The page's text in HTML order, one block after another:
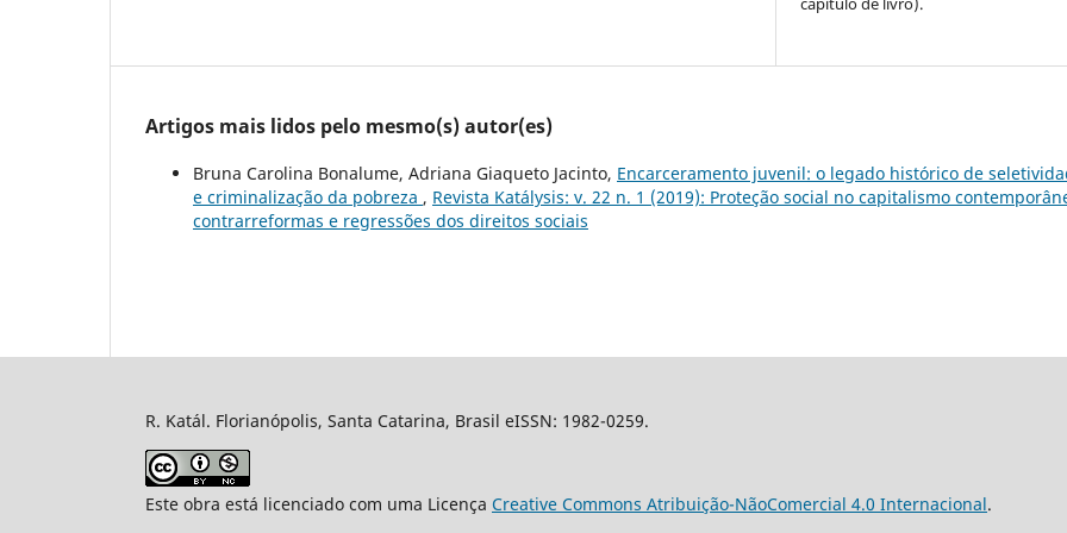
Artigos mais lidos pelo mesmo(s) autor(es)
Bruna Carolina Bonalume, Adriana Giaqueto Jacinto, Encarceramento juvenil: o legado histórico de
e criminalização da pobreza , Revista Katálysis: v. 22 n. 1 (2019): Proteção social no capitalismo
contrarreformas e regressões dos direitos sociais
R. Katál. Florianópolis, Santa Catarina, Brasil eISSN: 1982-0259.
Este obra está licenciado com uma Licença Creative Commons Atribuição-NãoComercial 4.0 Internacional.